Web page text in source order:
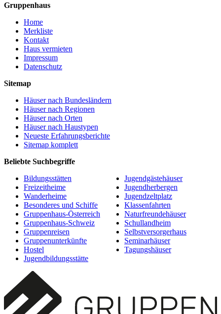
Gruppenhaus
Home
Merkliste
Kontakt
Haus vermieten
Impressum
Datenschutz
Sitemap
Häuser nach Bundesländern
Häuser nach Regionen
Häuser nach Orten
Häuser nach Haustypen
Neueste Erfahrungsberichte
Sitemap komplett
Beliebte Suchbegriffe
Bildungsstätten
Freizeitheime
Wanderheime
Besonderes und Schiffe
Gruppenhaus-Österreich
Gruppenhaus-Schweiz
Gruppenreisen
Gruppenunterkünfte
Hostel
Jugendbildungsstätte
Jugendgästehäuser
Jugendherbergen
Jugendzeltplatz
Klassenfahrten
Naturfreundehäuser
Schullandheim
Selbstversorgerhaus
Seminarhäuser
Tagungshäuser